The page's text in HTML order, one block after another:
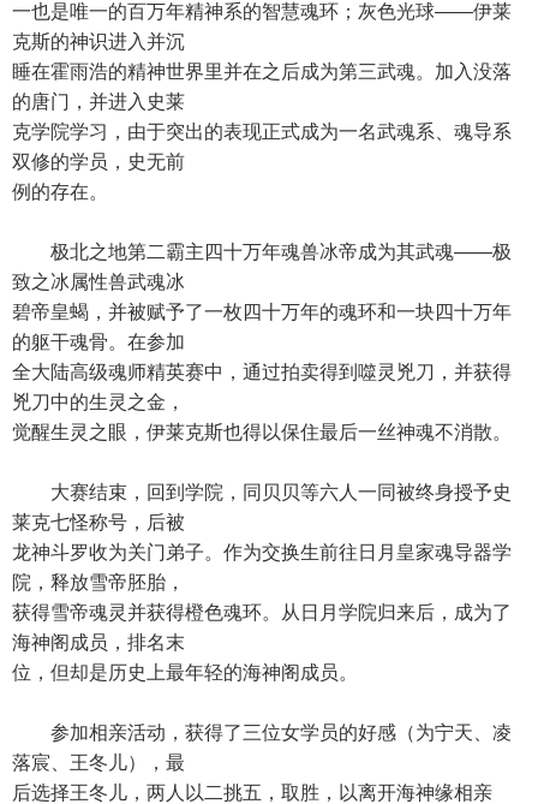
一也是唯一的百万年精神系的智慧魂环；灰色光球——伊莱
克斯的神识进入并沉
睡在霍雨浩的精神世界里并在之后成为第三武魂。加入没落
的唐门，并进入史莱
克学院学习，由于突出的表现正式成为一名武魂系、魂导系
双修的学员，史无前
例的存在。
极北之地第二霸主四十万年魂兽冰帝成为其武魂——极
致之冰属性兽武魂冰
碧帝皇蝎，并被赋予了一枚四十万年的魂环和一块四十万年
的躯干魂骨。在参加
全大陆高级魂师精英赛中，通过拍卖得到噬灵兇刀，并获得
兇刀中的生灵之金，
觉醒生灵之眼，伊莱克斯也得以保住最后一丝神魂不消散。
大赛结束，回到学院，同贝贝等六人一同被终身授予史
莱克七怪称号，后被
龙神斗罗收为关门弟子。作为交换生前往日月皇家魂导器学
院，释放雪帝胚胎，
获得雪帝魂灵并获得橙色魂环。从日月学院归来后，成为了
海神阁成员，排名末
位，但却是历史上最年轻的海神阁成员。
参加相亲活动，获得了三位女学员的好感（为宁天、凌
落宸、王冬儿），最
后选择王冬儿，两人以二挑五，取胜，以离开海神缘相亲